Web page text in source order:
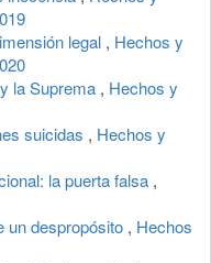
legal , Hechos y
la Suprema , Hechos y
suicidas , Hechos y
la puerta falsa ,
un despropósito , Hechos